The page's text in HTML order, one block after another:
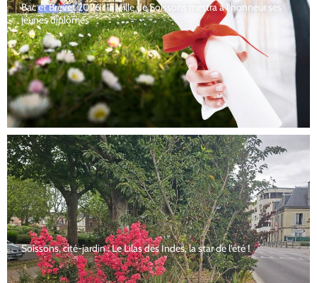
Bac et Brevet 2026 : la Ville de Soissons mettra à l’honneur ses
jeunes diplômés
Soissons, cité-jardin : Le Lilas des Indes, la star de l’été !